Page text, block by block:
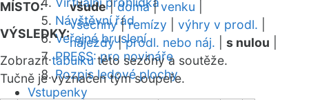
Návštěvní řád
Veřejné bruslení
PRESS: pro novináře
Rozpis ledové plochy
Vstupenky
MÍSTO:
všude|doma|venku
VÝSLEDKY:
všechny|remízy výhry v prodl.
nájezdy|prodl. nebo náj. s nulou
Zobrazittabulkutéto sezóny a soutěže.
Tučně je vyznačen tým soupeře.